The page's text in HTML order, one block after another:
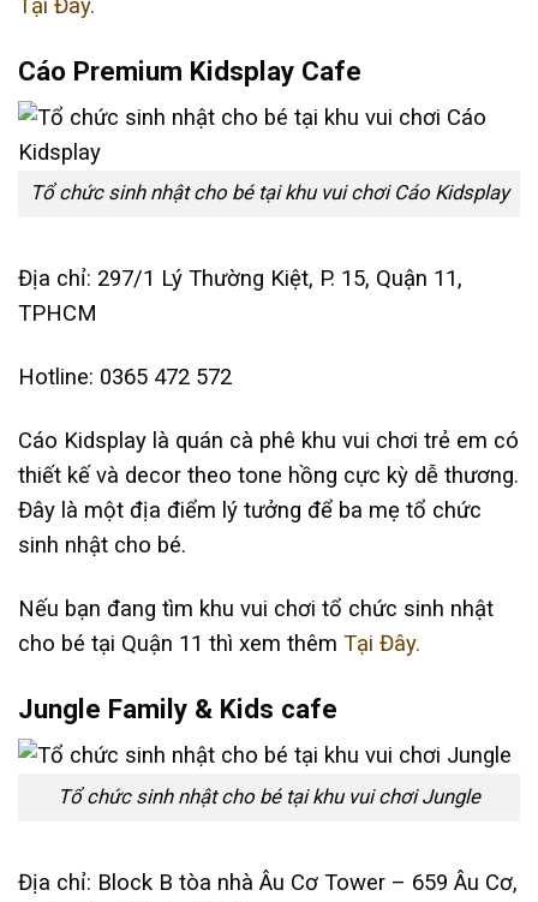
Tại Đây.
Cáo Premium Kidsplay Cafe
Tổ chức sinh nhật cho bé tại khu vui chơi Cáo Kidsplay
Địa chỉ: 297/1 Lý Thường Kiệt, P. 15, Quận 11,
TPHCM
Hotline: 0365 472 572
Cáo Kidsplay là quán cà phê khu vui chơi trẻ em có
thiết kế và decor theo tone hồng cực kỳ dễ thương.
Đây là một địa điểm lý tưởng để ba mẹ tổ chức
sinh nhật cho bé.
Nếu bạn đang tìm khu vui chơi tổ chức sinh nhật
cho bé tại Quận 11 thì xem thêm Tại Đây.
Jungle Family & Kids cafe
Tổ chức sinh nhật cho bé tại khu vui chơi Jungle
Địa chỉ: Block B tòa nhà Âu Cơ Tower – 659 Âu Cơ,